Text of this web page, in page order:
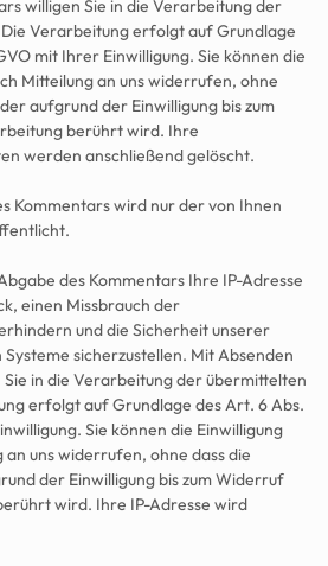
willigen Sie in die Verarbeitung der
Verarbeitung erfolgt auf Grundlage
mit Ihrer Einwilligung. Sie können die
Mitteilung an uns widerrufen, ohne
aufgrund der Einwilligung bis zum
berührt wird. Ihre
werden anschließend gelöscht.
Kommentars wird nur der von Ihnen
des Kommentars Ihre IP-Adresse
einen Missbrauch der
und die Sicherheit unserer
sicherzustellen. Mit Absenden
in die Verarbeitung der übermittelten
erfolgt auf Grundlage des Art. 6 Abs.
Sie können die Einwilligung
uns widerrufen, ohne dass die
der Einwilligung bis zum Widerruf
wird. Ihre IP-Adresse wird